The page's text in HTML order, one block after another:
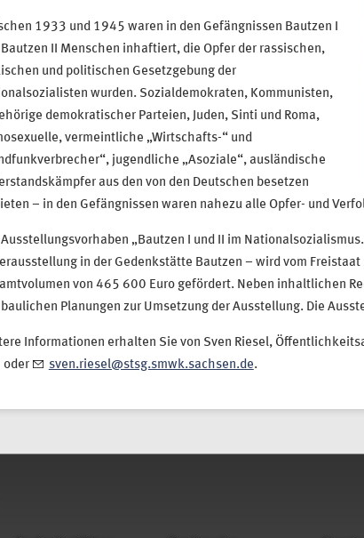
1933 und 1945 waren in den Gefängnissen Bautzen I
Bautzen II Menschen inhaftiert, die Opfer der rassischen,
und politischen Gesetzgebung der
wurden. Sozialdemokraten, Kommunisten,
demokratischer Parteien, Juden, Sinti und Roma,
vermeintliche „Wirtschafts-“ und
jugendliche „Asoziale“, ausländische
aus den von den Deutschen besetzen
– in den Gefängnissen waren nahezu alle Opfer- und
Ausstellungsvorhaben „Bautzen I und II im
in der Gedenkstätte Bautzen – wird vom
von 465 600 Euro gefördert. Neben inhaltlichen
baulichen Planungen zur Umsetzung der Ausstellung. Die
Informationen erhalten Sie von Sven Riesel,
oder
sven.riesel@stsg.smwk.sachsen.de.